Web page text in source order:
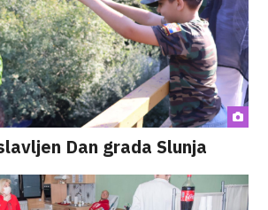
Dan grada Slunja